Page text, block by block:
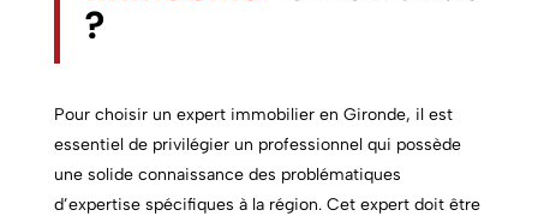
?
Pour choisir un expert immobilier en Gironde, il est
essentiel de privilégier un professionnel qui possède
une solide connaissance des problématiques
d’expertise spécifiques à la région. Cet expert doit être